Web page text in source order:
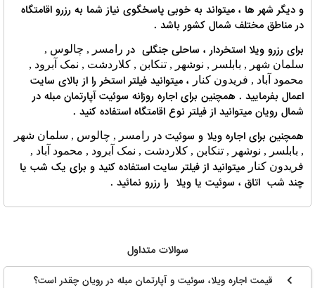
و دیگر شهر ها ، میتواند به خوبی پاسخگوی نیاز شما به رزرو اقامتگاه
در مناطق مختلف شمال کشور باشد .
برای رزرو ویلا استخردار ، ساحلی جنگلی در رامسر , چالوس ,
سلمان شهر , بابلسر , نوشهر , تنکابن , کلاردشت , نمک آبرود ,
محمود آباد , فریدون کنار
، میتوانید فیلتر استخر را از بالای سایت
اعمال بفرمایید . همچنین برای اجاره روزانه سوئیت آپارتمان مبله در
شمال رویان میتوانید از فیلتر نوع اقامتگاه استفاده کنید .
همچنین برای اجاره ویلا و سوئیت در رامسر , چالوس , سلمان شهر
, بابلسر , نوشهر , تنکابن , کلاردشت , نمک آبرود , محمود آباد ,
فریدون کنار میتوانید از فیلتر سایت استفاده کنید و برای یک شب یا
چند شب اتاق ، سوئیت یا ویلا را رزرو نمائید .
سوالات متداول
قیمت اجاره ویلا، سوئیت و آپارتمان مبله در رویان چقدر است؟